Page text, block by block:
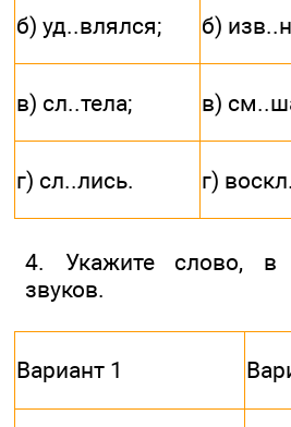
б) уд..влялся; б)
в) сл..тела; в)
г) сл..лись. г)
4. Укажите слово, в
звуков.
Вариант 1